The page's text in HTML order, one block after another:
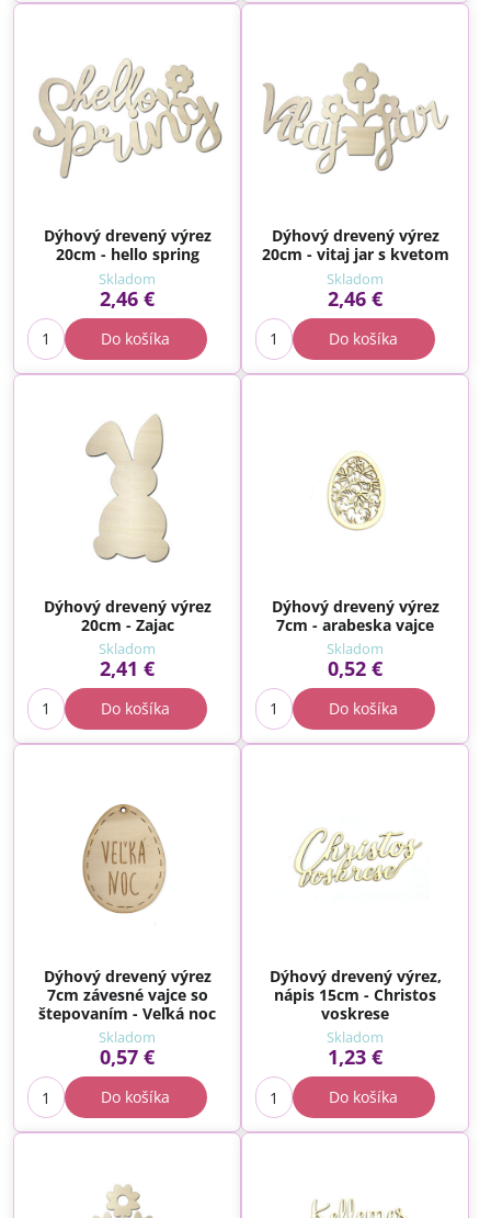
Dýhový drevený výrez
20cm - hello spring
Skladom
2,46 €
Do košíka
Dýhový drevený výrez
20cm - vitaj jar s kvetom
Skladom
2,46 €
Do košíka
Dýhový drevený výrez
20cm - Zajac
Skladom
2,41 €
Do košíka
Dýhový drevený výrez
7cm - arabeska vajce
Skladom
0,52 €
Do košíka
Dýhový drevený výrez
7cm závesné vajce so
štepovaním - Veľká noc
Skladom
0,57 €
Do košíka
Dýhový drevený výrez,
nápis 15cm - Christos
voskrese
Skladom
1,23 €
Do košíka